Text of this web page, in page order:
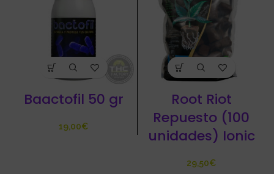
Baactofil 50 gr
€
Root Riot
Repuesto (100
unidades) Ionic
€